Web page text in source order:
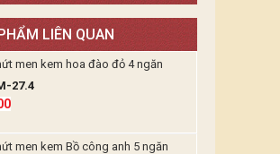
LIÊN QUAN
men kem hoa đào đỏ 4 ngăn
27.4
men kem Bồ công anh 5 ngăn